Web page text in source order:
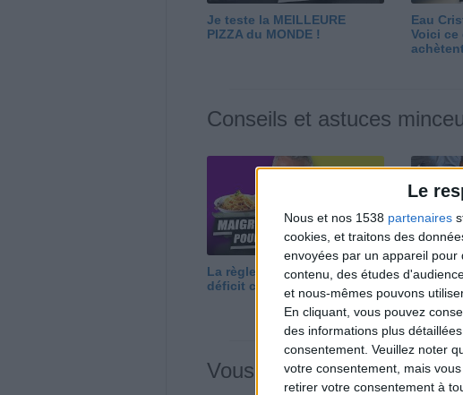
Le
Nous et nos 1538 partenaires
cookies, et traitons des
envoyées par un appareil
contenu, des études
et nous-mêmes pouvons
En cliquant, vous pouvez
des informations plus
consentement. Veuillez noter
votre consentement, mais
retirer votre consentement à
Je teste la MEILLEURE
PIZZA du MONDE !
Eau
Voici ce
Conseils et astuces
La règle N°1 pour maigrir : le
déficit calorique
Perdre
est
Vous m'avez demandé